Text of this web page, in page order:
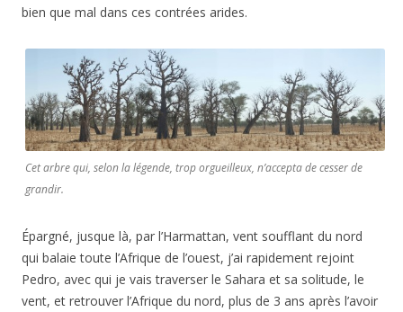
bien que mal dans ces contrées arides.
Cet arbre qui, selon la légende, trop orgueilleux, n’accepta de cesser de
grandir.
Épargné, jusque là, par l’Harmattan, vent soufflant du nord
qui balaie toute l’Afrique de l’ouest, j’ai rapidement rejoint
Pedro, avec qui je vais traverser le Sahara et sa solitude, le
vent, et retrouver l’Afrique du nord, plus de 3 ans après l’avoir